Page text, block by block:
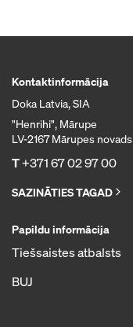
Kontaktinformācija
Doka Latvia, SIA
"Henrihi", Mārupe
LV-2167 Mārupes novads
T+371 67 02 97 00
SAZINĀTIES TAGAD
Papildu informācija
Tiešsaistes atbalsts
BUJ